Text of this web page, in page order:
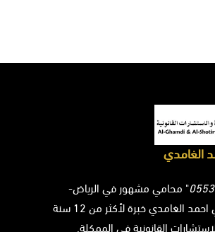
الغامدي
" محامي مشهور في الرياض-
جدة- الدمام, المحامي احمد الغامدي خبرة لأكثر من 12 سنة
القانونية في الممكلة.